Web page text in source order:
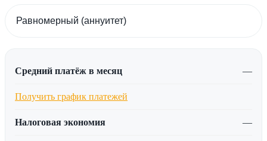
Средний платёж в месяц —
Получить график платежей
Налоговая экономия —